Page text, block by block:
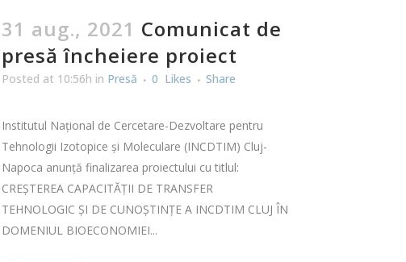
31 aug., 2021 Comunicat de
presă încheiere proiect
Posted at 10:56h in Presă 0 Likes Share
Institutul Naţional de Cercetare-Dezvoltare pentru
Tehnologii Izotopice şi Moleculare (INCDTIM) Cluj-
Napoca anunţă finalizarea proiectului cu titlul:
CREŞTEREA CAPACITĂŢII DE TRANSFER
TEHNOLOGIC ŞI DE CUNOŞTINŢE A INCDTIM CLUJ ÎN
DOMENIUL BIOECONOMIEI...